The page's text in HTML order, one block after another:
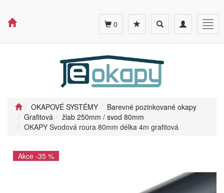
Toggle
navigation
Toggle
search
0
OKAPOVÉ SYSTÉMY
Barevné pozinkované okapy
Grafitová
žlab 250mm / svod 80mm
OKAPY Svodová roura 80mm délka 4m grafitová
Akce -35 %